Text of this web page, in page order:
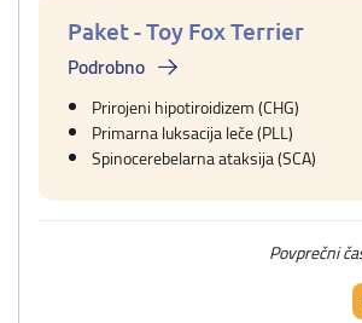
Paket - Toy Fox Terrier
Podrobno
Prirojeni hipotiroidizem (CHG)
Primarna luksacija leče (PLL)
Spinocerebelarna ataksija (SCA)
Povprečni